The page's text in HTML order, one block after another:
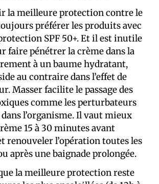
la meilleure protection contre le
préférer les produits avec
SPF 50+. Et il est inutile
faire pénétrer la crème dans la
à un baume hydratant,
au contraire dans l’effet de
Masser facilite le passage des
comme les perturbateurs
l’organisme. Il vaut mieux
15 à 30 minutes avant
renouveler l’opération toutes les
après une baignade prolongée.
la meilleure protection reste